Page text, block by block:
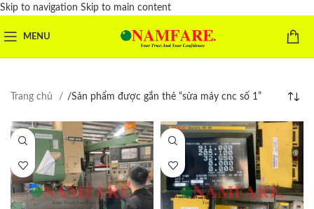
Skip to navigation Skip to main content
MENU
Trang chủ /Sản phẩm được gắn thẻ “sửa máy cnc số 1”